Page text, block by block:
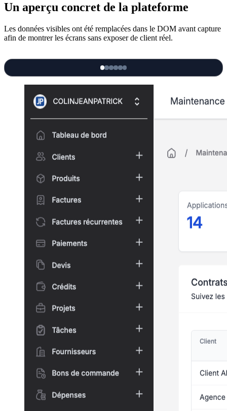
Un aperçu concret de la plateforme
Les données visibles ont été remplacées dans le DOM avant capture
afin de montrer les écrans sans exposer de client réel.
Dashboard maintenance: applications, contrats, alertes et
prochaines actions.